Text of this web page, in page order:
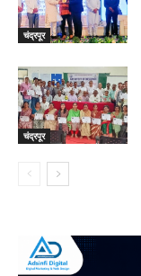
चंद्रपूर
चंद्रपूर